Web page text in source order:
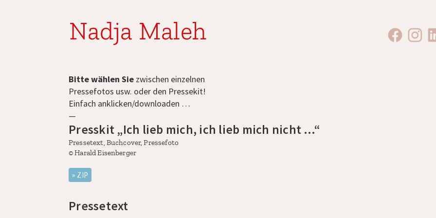
Nadja Maleh
Bitte wählen Sie zwischen einzelnen
Pressefotos usw. oder den Pressekit!
Einfach anklicken/downloaden …
—
Presskit „Ich lieb mich, ich lieb mich nicht …“
Pressetext, Buchcover, Pressefoto
©Harald Eisenberger
ZIP
Pressetext